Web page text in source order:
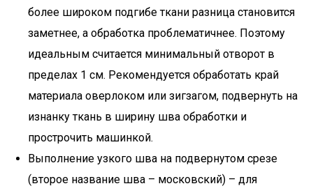
более широком подгибе ткани разница становится
заметнее, а обработка проблематичнее. Поэтому
идеальным считается минимальный отворот в
пределах 1 см. Рекомендуется обработать край
материала оверлоком или зигзагом, подвернуть на
изнанку ткань в ширину шва обработки и
прострочить машинкой.
Выполнение узкого шва на подвернутом срезе
(второе название шва – московский) – для